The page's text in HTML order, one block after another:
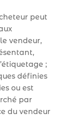
peut
vendeur,
;
définies
ou est
par
du vendeur